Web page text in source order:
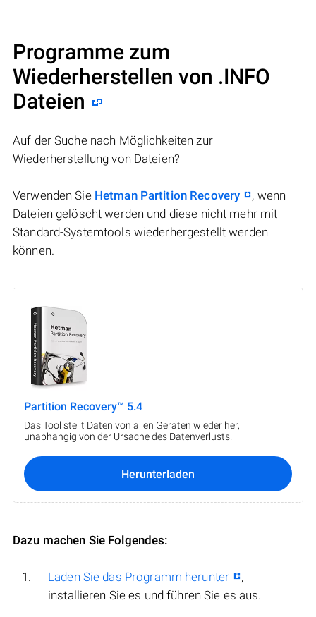
Programme zum
Wiederherstellen von .INFO
Dateien
Auf der Suche nach Möglichkeiten zur
Wiederherstellung von Dateien?
Verwenden Sie Hetman Partition Recovery
, wenn
Dateien gelöscht werden und diese nicht mehr mit
Standard-Systemtools wiederhergestellt werden
können.
Partition Recovery™ 5.4
Das Tool stellt Daten von allen Geräten wieder her,
unabhängig von der Ursache des Datenverlusts.
Herunterladen
Dazu machen Sie Folgendes:
Laden Sie das Programm herunter
,
installieren Sie es und führen Sie es aus.